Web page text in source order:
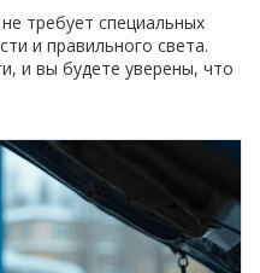
требует специальных
и правильного света.
и вы будете уверены, что